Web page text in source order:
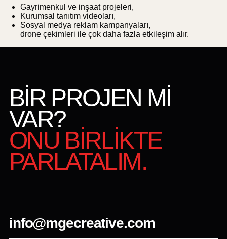
Gayrimenkul ve inşaat projeleri,
Kurumsal tanıtım videoları,
Sosyal medya reklam kampanyaları,
drone çekimleri ile çok daha fazla etkileşim alır.
BİR PROJEN Mİ
VAR?
ONU BİRLİKTE
PARLATALIM.
info@mgecreative.com